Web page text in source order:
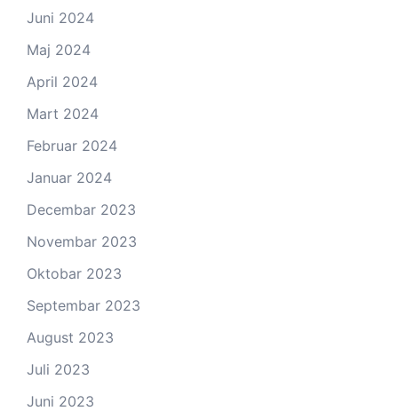
Juni 2024
Maj 2024
April 2024
Mart 2024
Februar 2024
Januar 2024
Decembar 2023
Novembar 2023
Oktobar 2023
Septembar 2023
August 2023
Juli 2023
Juni 2023